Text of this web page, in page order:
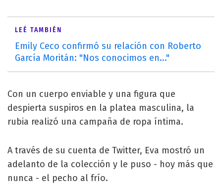
LEÉ TAMBIÉN
Emily Ceco confirmó su relación con Roberto
García Moritán: "Nos conocimos en..."
Con un cuerpo enviable y una figura que
despierta suspiros en la platea masculina, la
rubia realizó una campaña de ropa íntima.
A través de su cuenta de Twitter, Eva mostró un
adelanto de la colección y le puso - hoy más que
nunca - el pecho al frío.